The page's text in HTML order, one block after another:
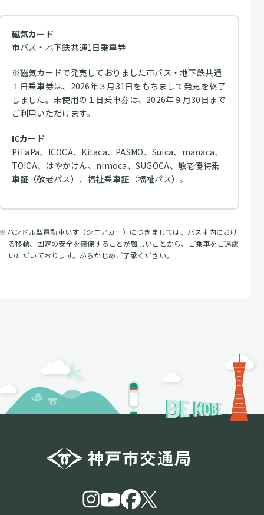
磁気カード
市バス・地下鉄共通1日乗車券
※磁気カードで発売しておりました市バス・地下鉄共通
１日乗車券は、2026年３月31日をもちまして発売を終了
しました。未使用の１日乗車券は、2026年９月30日まで
ご利用いただけます。
ICカード
PiTaPa、ICOCA、Kitaca、PASMO、Suica、manaca、
TOICA、はやかけん、nimoca、SUGOCA、敬老優待乗
車証（敬老パス）、福祉乗車証（福祉パス）。
ハンドル型電動車いす（シニアカー）につきましては、バス車内におけ
る移動、固定の安全を確保することが難しいことから、ご乗車をご遠慮
いただいております。あらかじめご了承ください。